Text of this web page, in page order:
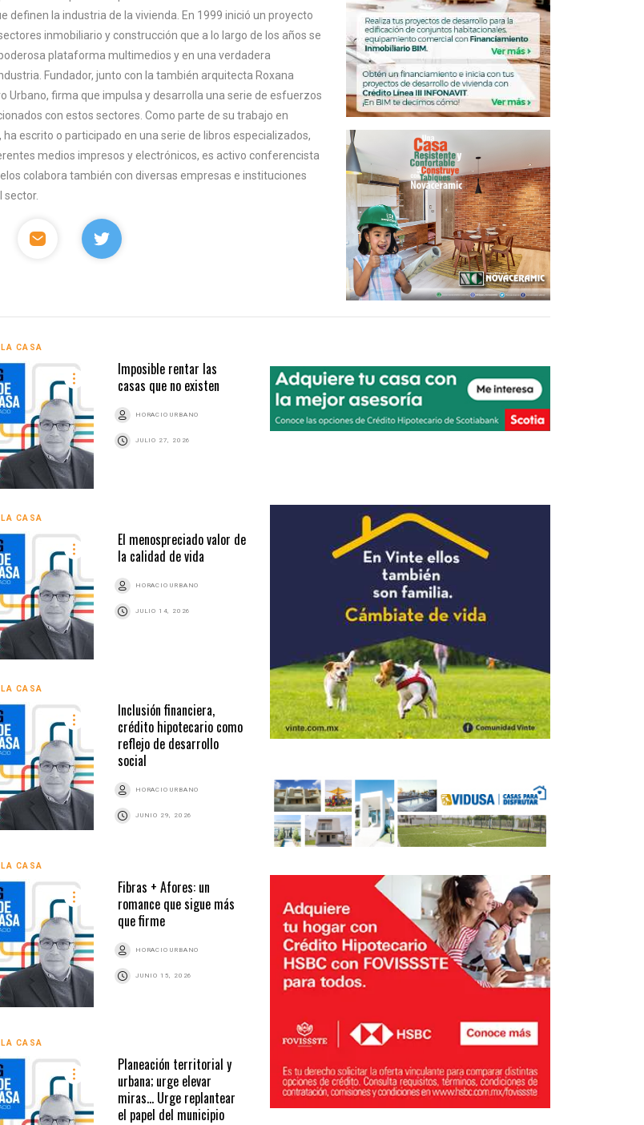
definen la industria de la vivienda. En 1999 inició un proyecto
inmobiliario y construcción que a lo largo de los años se
plataforma multimedios y en una verdadera
Fundador, junto con la también arquitecta Roxana
Urbano, firma que impulsa y desarrolla una serie de esfuerzos
con estos sectores. Como parte de su trabajo en
ha escrito o participado en una serie de libros especializados,
medios impresos y electrónicos, es activo conferencista
colabora también con diversas empresas e instituciones
sector.
LA CASA
Imposible rentar las
casas que no existen
HORACIO URBANO
JULIO 27, 2026
LA CASA
El menospreciado valor de
la calidad de vida
HORACIO URBANO
JULIO 14, 2026
LA CASA
Inclusión financiera,
crédito hipotecario como
reflejo de desarrollo
social
HORACIO URBANO
JUNIO 29, 2026
LA CASA
Fibras + Afores: un
romance que sigue más
que firme
HORACIO URBANO
JUNIO 15, 2026
LA CASA
Planeación territorial y
urbana; urge elevar
miras… Urge replantear
el papel del municipio